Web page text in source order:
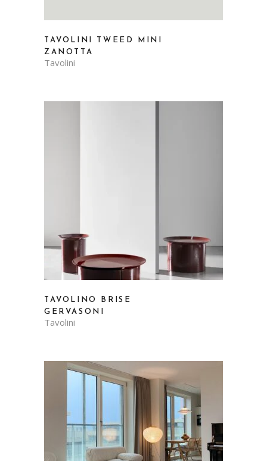
TAVOLINI TWEED MINI
ZANOTTA
Tavolini
TAVOLINO BRISE
GERVASONI
Tavolini